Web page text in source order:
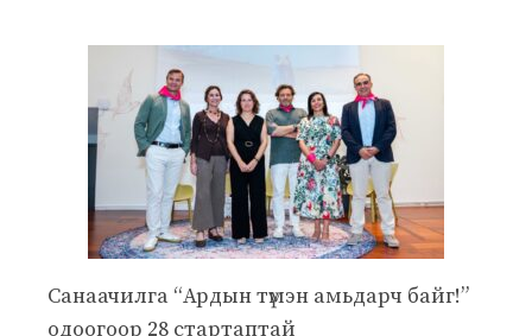
Санаачилга “Ардын түмэн амьдарч байг!”
одоогоор 28 стартаптай